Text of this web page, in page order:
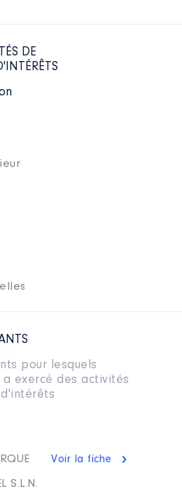
DE
pour lesquels
a exercé des activités
Voir la fiche
S.L.N.